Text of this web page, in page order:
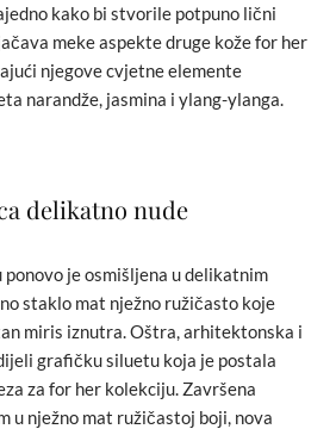
kako bi stvorile potpuno lični
meke aspekte druge kože for her
njegove cvjetne elemente
narandže, jasmina i ylang-ylanga.
delikatno nude
ponovo je osmišljena u delikatnim
staklo mat nježno ružičasto koje
miris iznutra. Oštra, arhitektonska i
grafičku siluetu koja je postala
za for her kolekciju. Završena
u nježno mat ružičastoj boji, nova